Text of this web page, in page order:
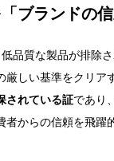
ブランドの信
品質な製品が排除さ
厳しい基準をクリア
されている証であり
者からの信頼を飛躍